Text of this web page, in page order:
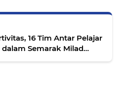
16 Tim Antar Pelajar
Semarak Milad